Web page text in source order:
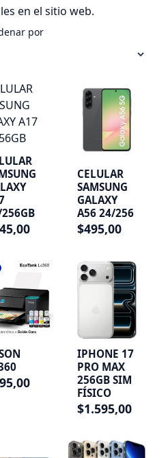
en el sitio web.
por
CELULAR
SAMSUNG
GALAXY
A56 24/256
$495,00
IPHONE 17
PRO MAX
256GB SIM
FÍSICO
$1.595,00